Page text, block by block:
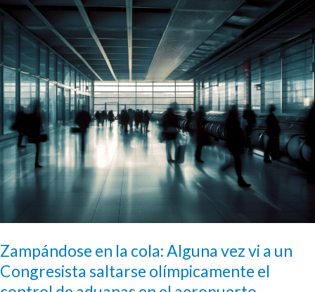
Zampándose en la cola: Alguna vez vi a un
Congresista saltarse olímpicamente el